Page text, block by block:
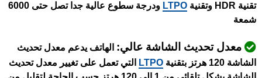
تقنية HDR وتقنية
LTPO
ودرجة سطوع عالية جدا تصل حتى 6000
شمعة
معدل تحديث الشاشة عالي: الهاتف يدعم معدل تحديث
الشاشة 120 هرتز بتقنية
LTPO
التي تعمل على تغيير معدل تحديث